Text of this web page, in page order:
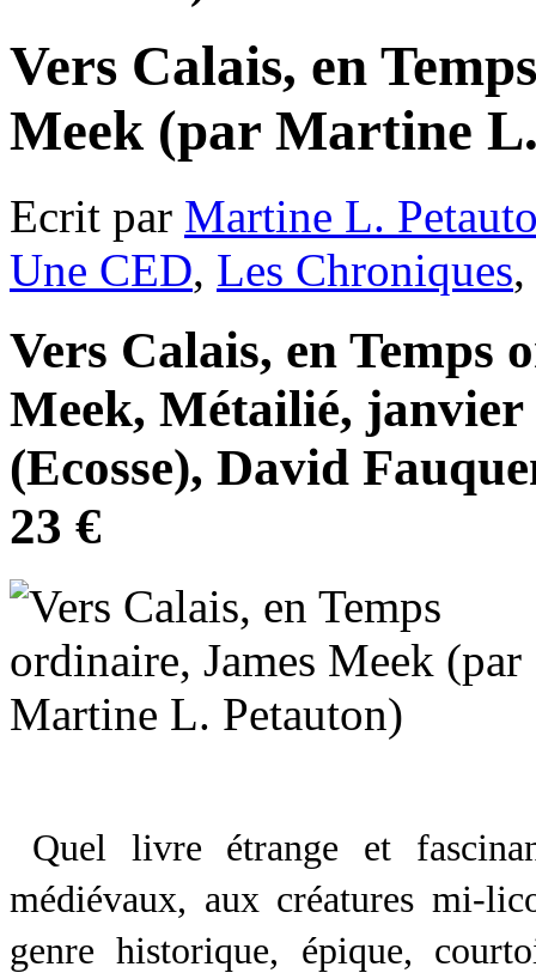
Vers Calais, en
Meek (par Martine
Ecrit par Martine L.
Une CED, Les Chroniques,
Vers Calais, en Temps
Meek, Métailié, janvier
(Ecosse), David
23 €
Quel livre étrange et
médiévaux, aux créatures mi-
genre historique, épique,